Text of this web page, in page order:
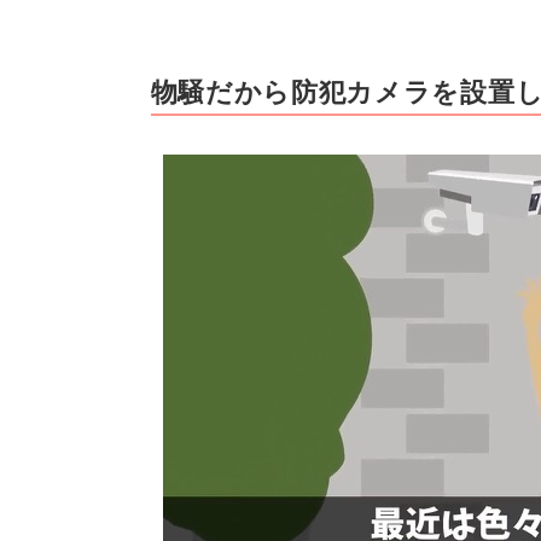
物騒だから防犯カメラを設置